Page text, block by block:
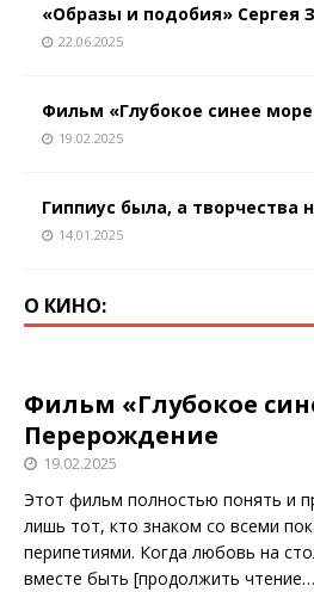
«Образы и подобия» Сергея
22.06.2025
Фильм «Глубокое синее
19.02.2025
Гиппиус была, а творчества
14.01.2025
О КИНО:
Фильм «Глубокое
Перерождение
19.02.2025
Этот фильм полностью понять и
лишь тот, кто знаком со всеми
перипетиями. Когда любовь на
вместе быть [продолжить